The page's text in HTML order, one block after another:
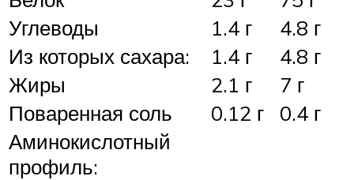
Углеводы
1.4 г
4.8 г
Из которых сахара:
1.4 г
4.8 г
Жиры
2.1 г
7 г
Поваренная соль
0.12 г
0.4 г
Аминокислотный
профиль: